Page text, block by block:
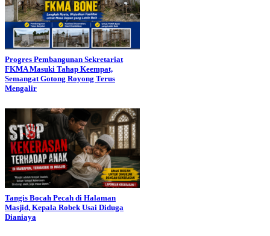
Progres Pembangunan Sekretariat
FKMA Masuki Tahap Keempat,
Semangat Gotong Royong Terus
Mengalir
Tangis Bocah Pecah di Halaman
Masjid, Kepala Robek Usai Diduga
Dianiaya